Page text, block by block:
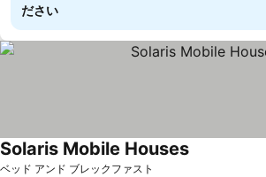
ださい
ベッド アンド ブレックファスト
Solaris Mobile Houses料金を表示